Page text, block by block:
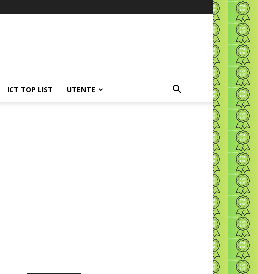
ICT TOP LIST UTENTE